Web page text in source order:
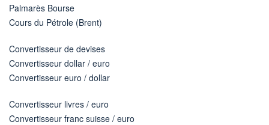
Palmarès Bourse
Cours du Pétrole (Brent)
Convertisseur de devises
Convertisseur dollar / euro
Convertisseur euro / dollar
Convertisseur livres / euro
Convertisseur franc suisse / euro